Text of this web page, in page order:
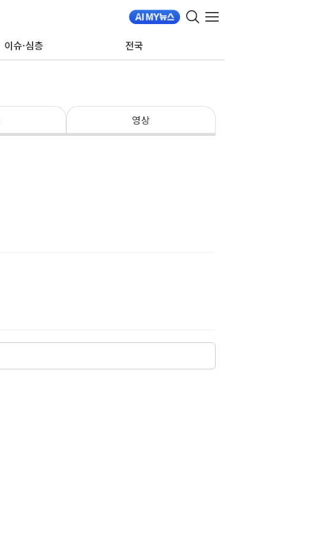
이슈·심층 전국
영상